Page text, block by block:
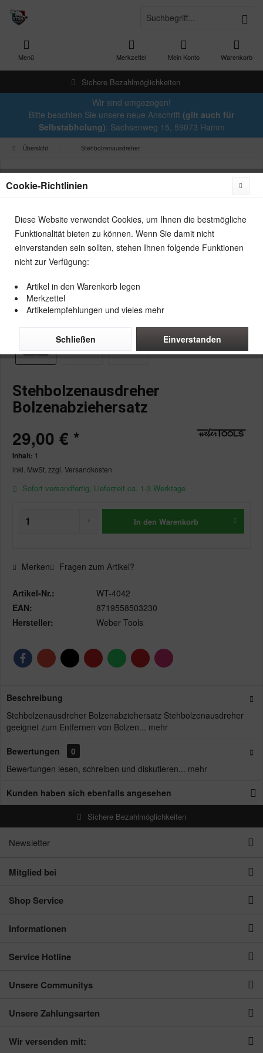
Sichere Bezahlmöglichkeiten
Warenkorb
Merkzettel Mein Konto
Menü
Wir sind umgezogen!
Bitte beachten Sie unsere neue Anschrift (gilt auch für
Selbstabholung): Sachsenweg 15, 59073 Hamm
Übersicht Stehbolzenausdreher
Stehbolzenausdreher
Bolzenabziehersatz
29,00 € *
Inhalt: 1
inkl. MwSt. zzgl. Versandkosten
Sofort versandfertig, Lieferzeit ca. 1-3 Werktage
In den Warenkorb
Merken Fragen zum Artikel?
Artikel-Nr.:
WT-4042
EAN:
8719558503230
Hersteller:
Weber Tools
Beschreibung
Stehbolzenausdreher Bolzenabziehersatz Stehbolzenausdreher
geeignet zum Entfernen von Bolzen... mehr
Bewertungen
0
Bewertungen lesen, schreiben und diskutieren... mehr
Kunden haben sich ebenfalls angesehen
Sichere Bezahlmöglichkeiten
Newsletter
Mitglied bei
Shop Service
Informationen
Service Hotline
Unsere Communitys
Unsere Zahlungsarten
Wir versenden mit:
Cookie-Richtlinien
Diese Website verwendet Cookies, um Ihnen die bestmögliche
Funktionalität bieten zu können. Wenn Sie damit nicht
einverstanden sein sollten, stehen Ihnen folgende Funktionen
nicht zur Verfügung:
Artikel in den Warenkorb legen
Merkzettel
Artikelempfehlungen und vieles mehr
Einverstanden
Schließen